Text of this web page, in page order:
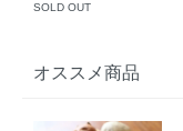
SOLD OUT
オススメ商品